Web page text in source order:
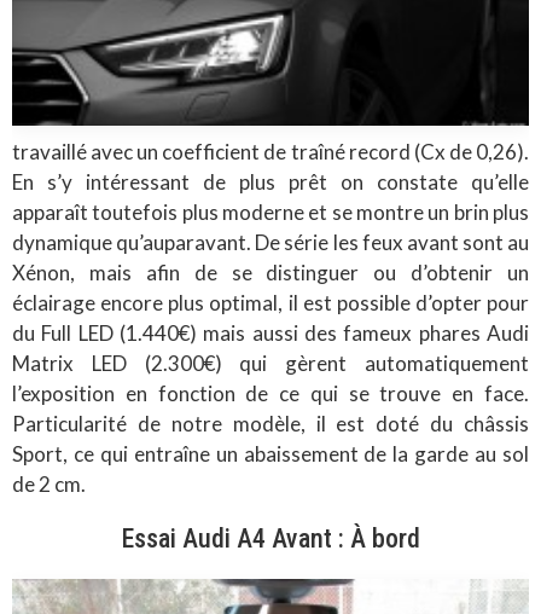
travaillé avec un coefficient de traîné record (Cx de 0,26).
En s’y intéressant de plus prêt on constate qu’elle
apparaît toutefois plus moderne et se montre un brin plus
dynamique qu’auparavant. De série les feux avant sont au
Xénon, mais afin de se distinguer ou d’obtenir un
éclairage encore plus optimal, il est possible d’opter pour
du Full LED (1.440€) mais aussi des fameux phares Audi
Matrix LED (2.300€) qui gèrent automatiquement
l’exposition en fonction de ce qui se trouve en face.
Particularité de notre modèle, il est doté du châssis
Sport, ce qui entraîne un abaissement de la garde au sol
de 2 cm.
Essai Audi A4 Avant : À bord